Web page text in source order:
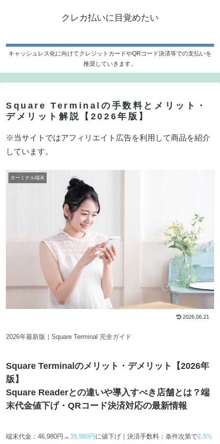
クレカ払いに目覚めたい
キャッシュレス化に向けてクレジットカードやQRコード決済等での支払いを
推奨していきます。
Square Terminalの手数料とメリット・
デメリット解説【2026年版】
※当サイトではアフィリエイト広告を利用して商品を紹介
しています。
ターミナル端末
2026.06.21
2026年最新版｜Square Terminal 完全ガイド
Square Terminalのメリット・デメリット【2026年
版】
Square Readerとの違いや導入すべき店舗とは？端
末代金値下げ・QRコード決済対応の最新情報
端末代金：46,980円→39,980円に値下げ｜決済手数料：条件次第で2.5%